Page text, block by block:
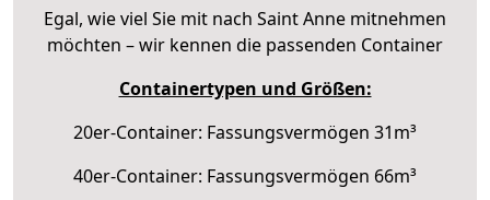
Egal, wie viel Sie mit nach Saint Anne mitnehmen
möchten – wir kennen die passenden Container
Containertypen und Größen:
20er-Container: Fassungsvermögen 31m³
40er-Container: Fassungsvermögen 66m³